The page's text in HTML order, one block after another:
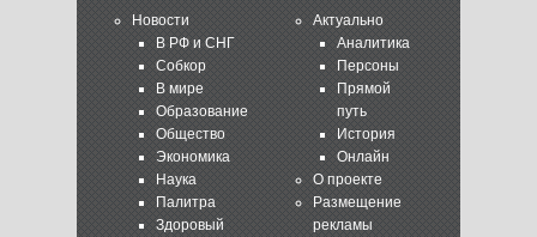
Новости
В РФ и СНГ
Собкор
В мире
Образование
Общество
Экономика
Наука
Палитра
Здоровый
Актуально
Аналитика
Персоны
Прямой
путь
История
Онлайн
О проекте
Размещение
рекламы